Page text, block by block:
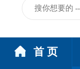
首 页